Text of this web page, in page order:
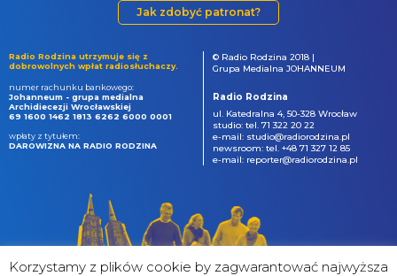
Jak zdobyć patronat?
Radio Rodzina utrzymuje się z
dobrowolnych wpłat radiosłuchaczy.
numer rachunku bankowego:
Johanneum - grupa medialna
Archidiecezji Wrocławskiej
69 1600 1462 1813 6262 6000 0001
wpłaty z tytułem:
DAROWIZNA NA RADIO RODZINA
© Radio Rodzina 2018 |
Grupa Medialna JOHANNEUM
Radio Rodzina
ul. Katedralna 4, 50-328 Wrocław
studio: tel. 71 322 20 22
e-mail: studio@radiorodzina.pl
newsroom: tel. +48 71 327 12 85
e-mail: reporter@radiorodzina.pl
Korzystamy z plików cookie by zagwarantować najwyższa